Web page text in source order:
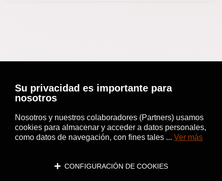
Su privacidad es importante para
nosotros
Nosotros y nuestros colaboradores (Partners) usamos
cookies para almacenar y acceder a datos personales,
como datos de navegación, con fines tales ... Ver más
CONFIGURACIÓN DE COOKIES